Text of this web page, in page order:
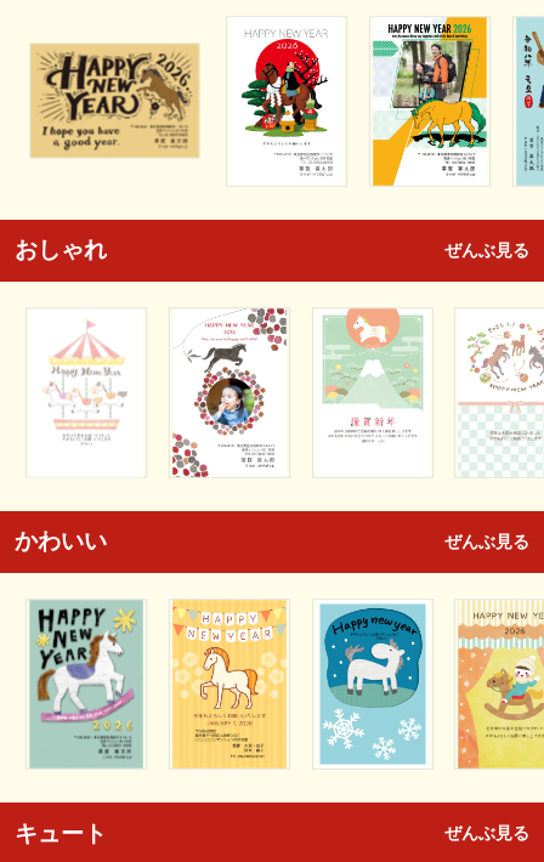
おしゃれ ぜんぶ見る
かわいい ぜんぶ見る
キュート ぜんぶ見る